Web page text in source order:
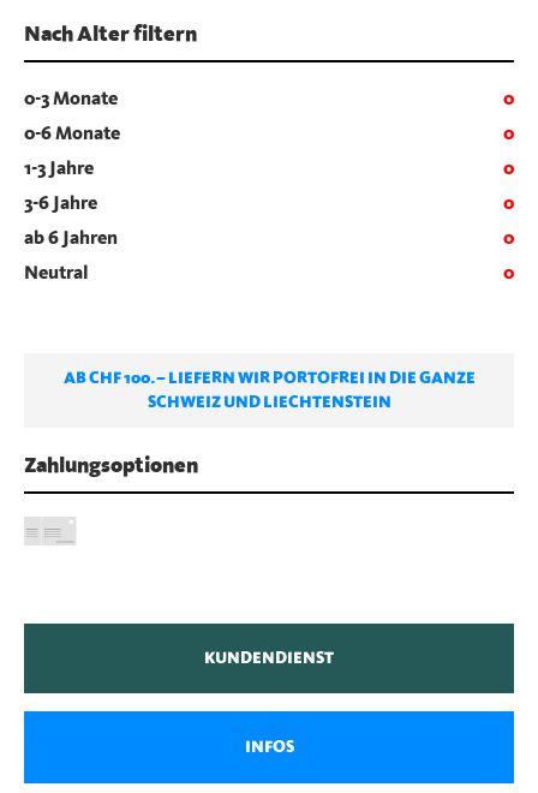
Nach Alter filtern
0-3 Monate
0
0-6 Monate
0
1-3 Jahre
0
3-6 Jahre
0
ab 6 Jahren
0
Neutral
0
AB CHF 100.– LIEFERN WIR PORTOFREI IN DIE GANZE
SCHWEIZ UND LIECHTENSTEIN
Zahlungsoptionen
KUNDENDIENST
INFOS